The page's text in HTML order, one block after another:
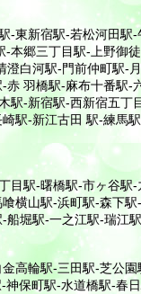
-東新宿駅-若松河田駅
-本郷三丁目駅-上野御
澄白河駅-門前仲町駅-
赤 羽橋駅-麻布十番駅-
駅-新宿駅-西新宿五丁
駅-新江古田 駅-練馬
目駅-曙橋駅-市ヶ谷駅
横山駅-浜町駅-森下
船堀駅-一之江駅-瑞江
高輪駅-三田駅-芝公
神保町駅-水道橋駅-春